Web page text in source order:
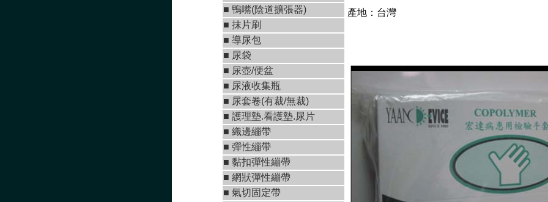
■ 鴨嘴(陰道擴張器)
■ 抹片刷
■ 導尿包
■ 尿袋
■ 尿壺/便盆
■ 尿液收集瓶
■ 尿套卷(有裁/無裁)
■ 護理墊.看護墊.尿片
■ 織邊繃帶
■ 彈性繃帶
■ 黏扣彈性繃帶
■ 網狀彈性繃帶
■ 氣切固定帶
產地：台灣